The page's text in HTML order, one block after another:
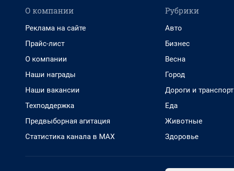
О компании
Реклама на сайте
Прайс-лист
О компании
Наши награды
Наши вакансии
Техподдержка
Предвыборная агитация
Статистика канала в MAX
Рубрики
Авто
Бизнес
Весна
Город
Дороги и транспорт
Еда
Животные
Здоровье